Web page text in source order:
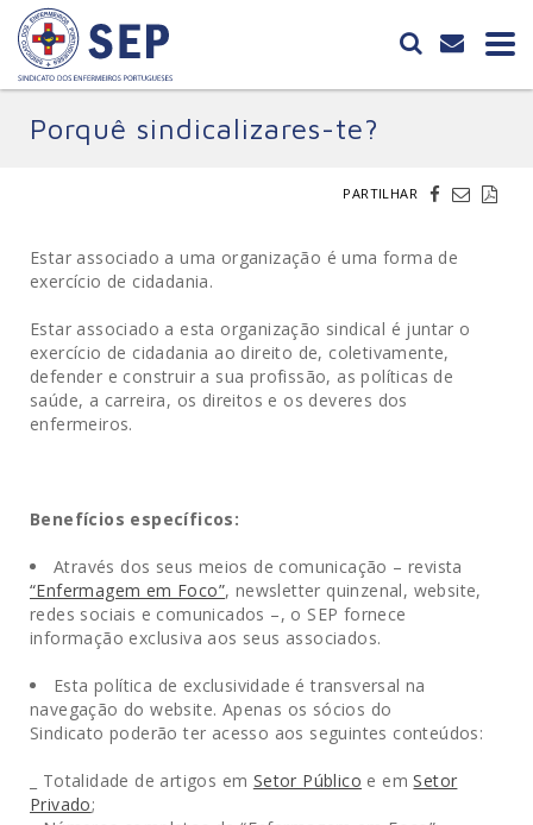
Porquê sindicalizares-te?
PARTILHAR
Estar associado a uma organização é uma forma de
exercício de cidadania.
Estar associado a esta organização sindical é juntar o
exercício de cidadania ao direito de, coletivamente,
defender e construir a sua profissão, as políticas de
saúde, a carreira, os direitos e os deveres dos
enfermeiros.
Benefícios específicos:
Através dos seus meios de comunicação – revista
“Enfermagem em Foco”, newsletter quinzenal, website,
redes sociais e comunicados –, o SEP fornece
informação exclusiva aos seus associados.
Esta política de exclusividade é transversal na
navegação do website. Apenas os sócios do
Sindicato poderão ter acesso aos seguintes conteúdos:
_ Totalidade de artigos em Setor Público e emSetor
Privado;